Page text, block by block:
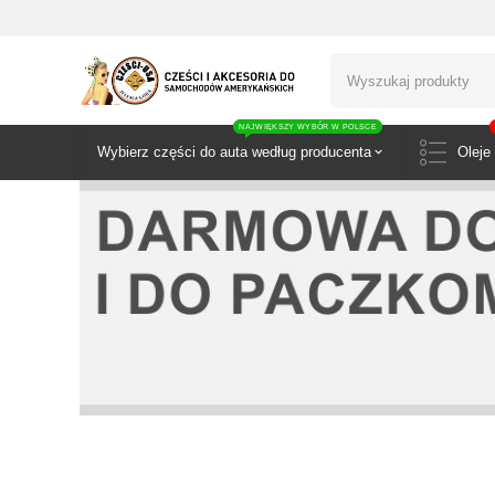
Wybierz części do auta według producenta
NAJWIĘKSZY WYBÓR W POLSCE
Oleje